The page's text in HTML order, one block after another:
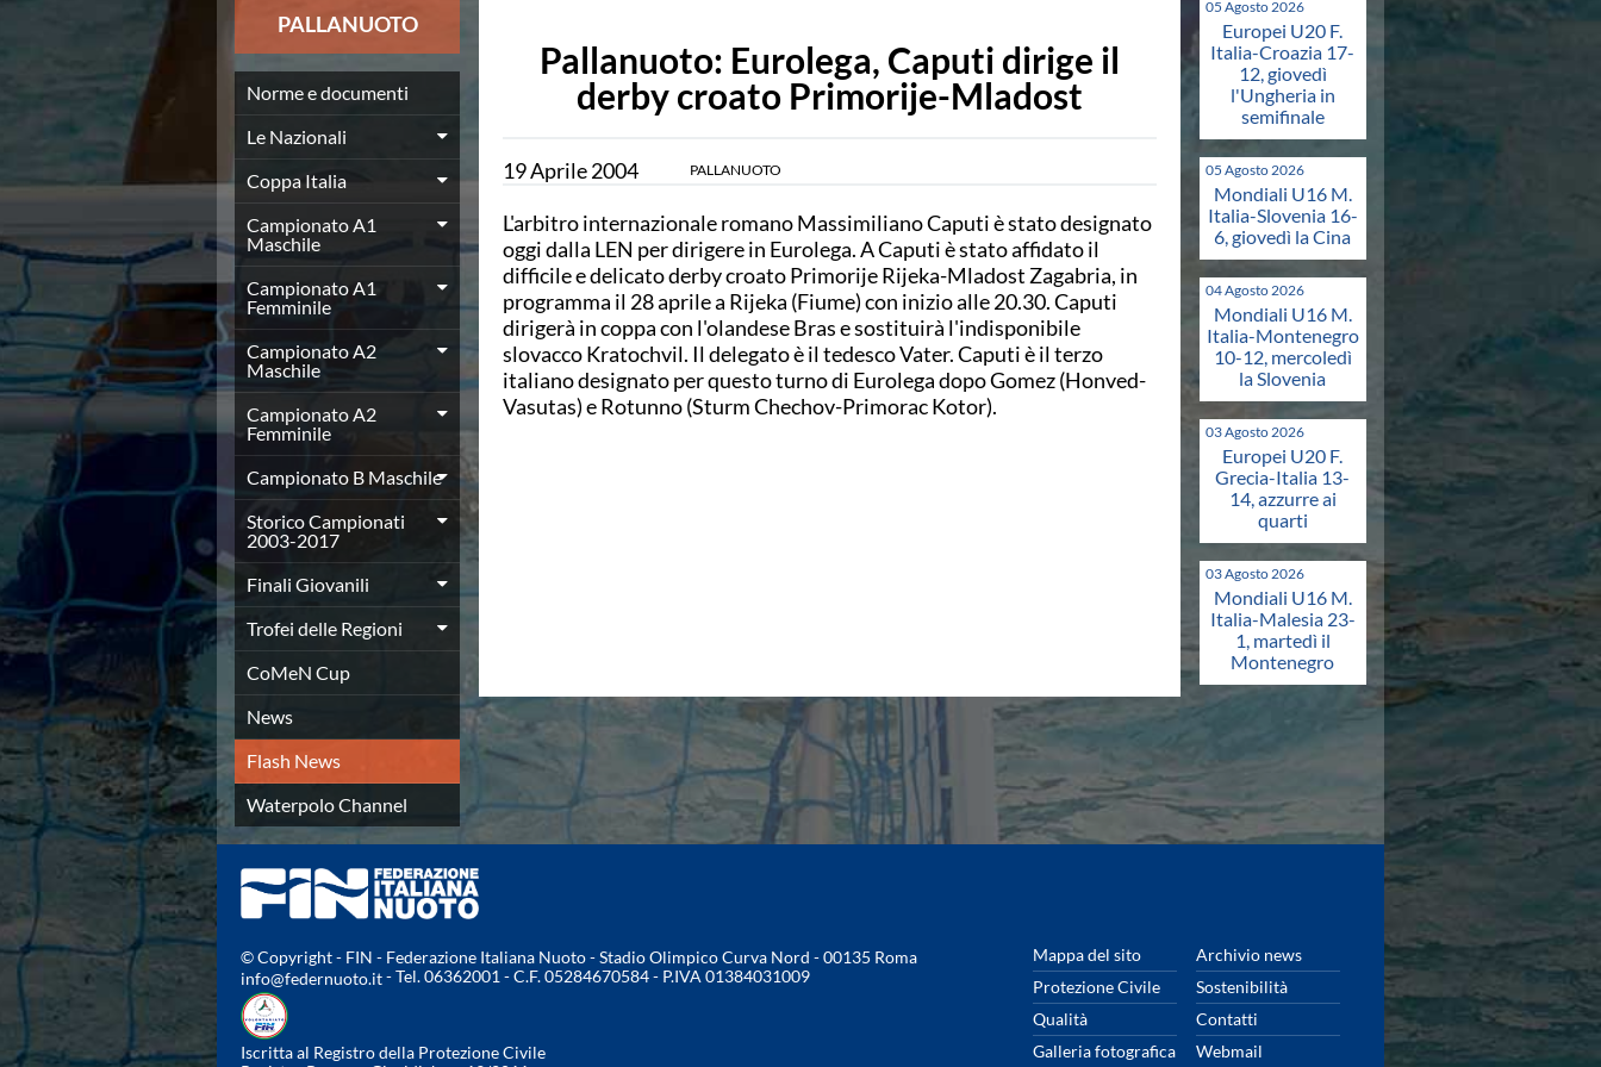
News
Europei a modo Mei
Nuoto
Eventi attività agonistica
Calendario nazionale
Norme e documenti
Risultati e Classifiche
Graduatorie
Graduatorie Stagione 2025-2026
Azzurri
Records
News
Flash News
Pallanuoto
Norme e documenti
Le Nazionali
Coppa Italia
Campionato A1 Maschile
Campionato A1 Femminile
Campionato A2 Maschile
Campionato A2 Femminile
Campionato B Maschile
Storico Campionati 2003-2017
Finali Giovanili
Trofei delle Regioni
CoMeN Cup
News
Flash News
Waterpolo Channel
Tuffi
Eventi
Norme e documenti
Risultati e Classifiche
Azzurri
Flash News
Artistico
Eventi
Norme e documenti
PALLANUOTO
Norme e documenti
Le Nazionali
Coppa Italia
Campionato A1
Maschile
Campionato A1
Femminile
Campionato A2
Maschile
Campionato A2
Femminile
Campionato B Maschile
Storico Campionati
2003-2017
Finali Giovanili
Trofei delle Regioni
CoMeN Cup
News
Flash News
Waterpolo Channel
Pallanuoto: Eurolega, Caputi dirige il
derby croato Primorije-Mladost
19Aprile2004 PALLANUOTO
L'arbitro internazionale romano Massimiliano Caputi è stato designato
oggi dalla LEN per dirigere in Eurolega. A Caputi è stato affidato il
difficile e delicato derby croato Primorije Rijeka-Mladost Zagabria, in
programma il 28 aprile a Rijeka (Fiume) con inizio alle 20.30. Caputi
dirigerà in coppa con l'olandese Bras e sostituirà l'indisponibile
slovacco Kratochvil. Il delegato è il tedesco Vater. Caputi è il terzo
italiano designato per questo turno di Eurolega dopo Gomez (Honved-
Vasutas) e Rotunno (Sturm Chechov-Primorac Kotor).
05 Agosto 2026
Europei U20 F.
Italia-Croazia 17-
12, giovedì
l'Ungheria in
semifinale
05 Agosto 2026
Mondiali U16 M.
Italia-Slovenia 16-
6, giovedì la Cina
04 Agosto 2026
Mondiali U16 M.
Italia-Montenegro
10-12, mercoledì
la Slovenia
03 Agosto 2026
Europei U20 F.
Grecia-Italia 13-
14, azzurre ai
quarti
03 Agosto 2026
Mondiali U16 M.
Italia-Malesia 23-
1, martedì il
Montenegro
© Copyright - FIN - Federazione Italiana Nuoto - Stadio Olimpico Curva Nord - 00135 Roma
info@federnuoto.it- Tel. 06362001 - C.F. 05284670584 - P.IVA 01384031009
Iscritta al Registro della Protezione Civile
Mappa del sito
Archivio news
Protezione Civile
Sostenibilità
Qualità
Contatti
Galleria fotografica
Webmail